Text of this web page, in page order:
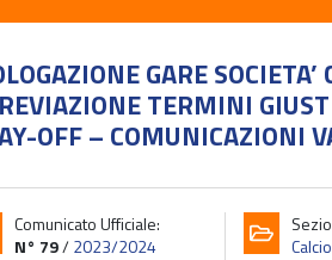
GARE
TERMINI
OFF – COMUNICAZIONI
Comunicato Ufficiale:
N° 79/2023/2024